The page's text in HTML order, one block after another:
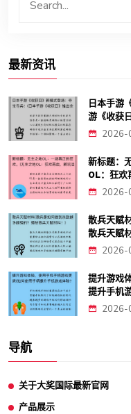
最新资讯
日本手游
游《收获
2026-
新标题：
OL：狂欢
2026-
散兵天赋
散兵天赋
2026-
提升游戏
提升手机
2026-
导航
关于大奖国际最新官网
产品展示